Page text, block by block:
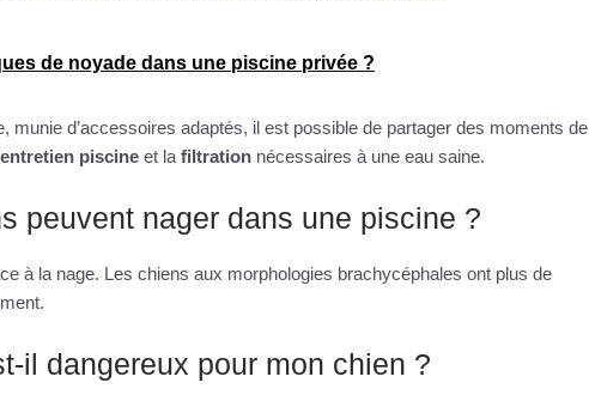
de noyade dans une piscine privée ?
munie d’accessoires adaptés, il est possible de partager des moments de
piscine et la filtration nécessaires à une eau saine.
peuvent nager dans une piscine ?
à la nage. Les chiens aux morphologies brachycéphales ont plus de
il dangereux pour mon chien ?